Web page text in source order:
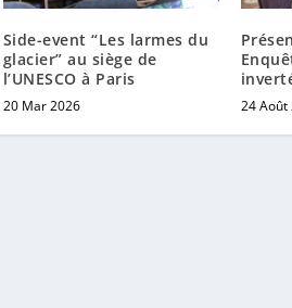
Side-event “Les larmes du
glacier” au siège de
l’UNESCO à Paris
20 Mar 2026 24 Août